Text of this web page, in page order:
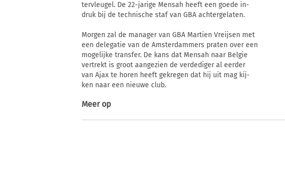
tervleugel. De 22-jarige Mensah heeft een goede in-
druk bij de technische staf van GBA achtergelaten.
Morgen zal de manager van GBA Martien Vreijsen met
een delegatie van de Amsterdammers praten over een
mogelijke transfer. De kans dat Mensah naar Belgie
vertrekt is groot aangezien de verdediger al eerder
van Ajax te horen heeft gekregen dat hij uit mag kij-
ken naar een nieuwe club.
Meer op